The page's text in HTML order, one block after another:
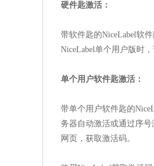
硬件匙激活：
带软件匙的NiceLabel软
NiceLabel单个用户版时
单个用户软件匙激活：
带单个用户软件匙的
务器自动激活或通过序
网页，获取激活码。